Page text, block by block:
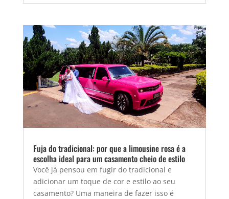
Fuja do tradicional: por que a limousine rosa é a
escolha ideal para um casamento cheio de estilo
Você já pensou em fugir do tradicional e
adicionar um toque de cor e estilo ao seu
casamento? Uma maneira de fazer isso é